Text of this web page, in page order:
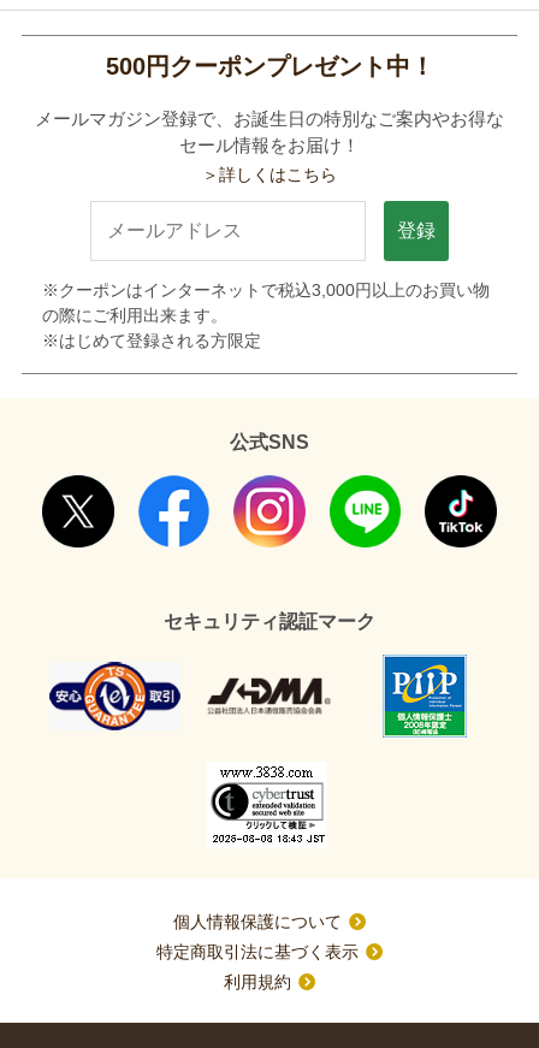
500円クーポンプレゼント中！
メールマガジン登録で、お誕生日の特別なご案内やお得な
セール情報をお届け！
＞詳しくはこちら
登録
※クーポンはインターネットで税込3,000円以上のお買い物
の際にご利用出来ます。
※はじめて登録される方限定
公式SNS
セキュリティ認証マーク
個人情報保護について
特定商取引法に基づく表示
利用規約